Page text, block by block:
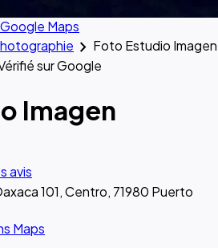
Maps
chevron_right Foto Estudio Imagen
sur Google
Imagen
avis
101, Centro, 71980 Puerto
Maps